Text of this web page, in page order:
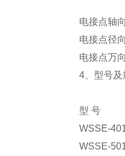
电接点轴
电接点径
电接点万
4、型号及
型 号
WSSE-
WSSE-